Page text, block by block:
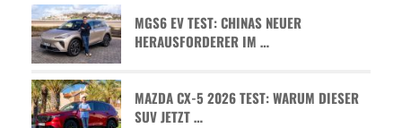
MGS6 EV TEST: CHINAS NEUER
HERAUSFORDERER IM …
MAZDA CX-5 2026 TEST: WARUM DIESER
SUV JETZT …